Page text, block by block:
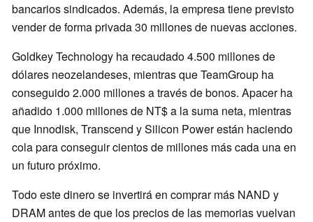
bancarios sindicados. Además, la empresa tiene previsto
vender de forma privada 30 millones de nuevas acciones.
Goldkey Technology ha recaudado 4.500 millones de
dólares neozelandeses, mientras que TeamGroup ha
conseguido 2.000 millones a través de bonos. Apacer ha
añadido 1.000 millones de NT$ a la suma neta, mientras
que Innodisk, Transcend y Silicon Power están haciendo
cola para conseguir cientos de millones más cada una en
un futuro próximo.
Todo este dinero se invertirá en comprar más NAND y
DRAM antes de que los precios de las memorias vuelvan